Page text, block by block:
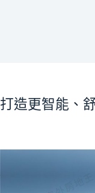
打造更智能、